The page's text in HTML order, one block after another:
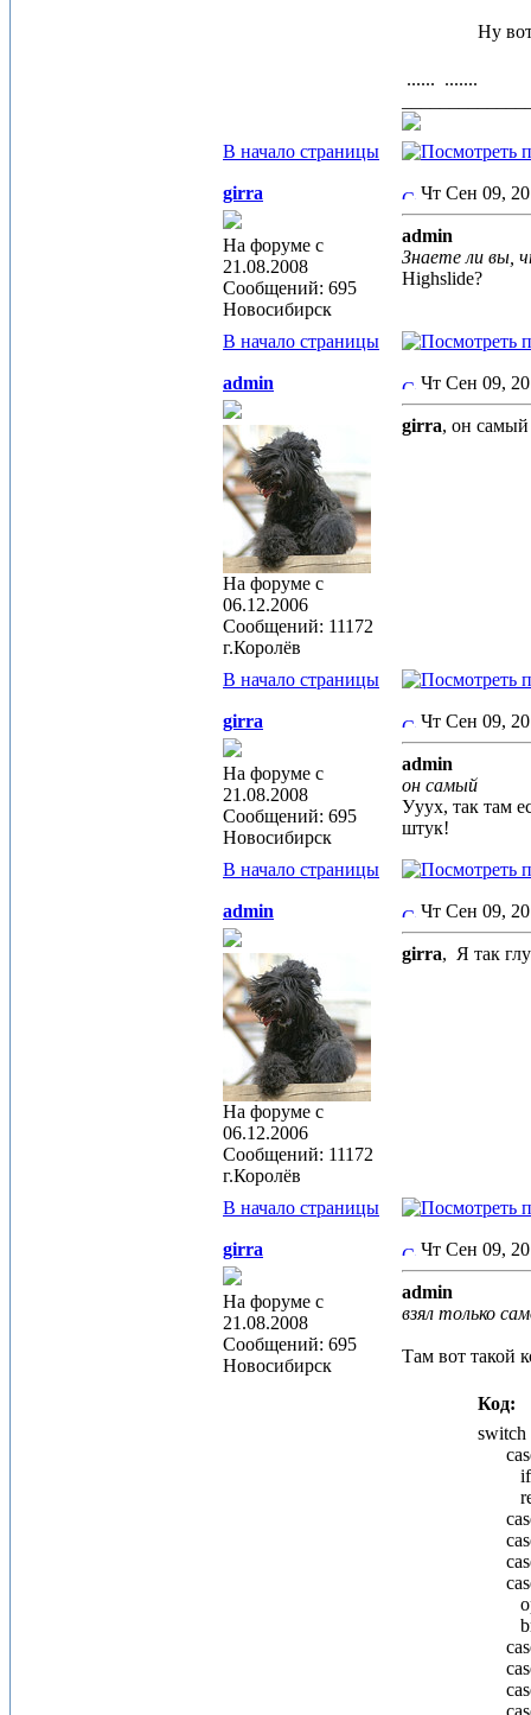
Ну
...... .......
В начало страницы
girra
На форуме с
21.08.2008
Сообщений: 695
Новосибирск
Чт Сен 09,
admin
Знаете ли вы,
Highslide?
В начало страницы
admin
На форуме с
06.12.2006
Сообщений: 11172
г.Королёв
Чт Сен 09,
girra, он
В начало страницы
girra
На форуме с
21.08.2008
Сообщений: 695
Новосибирск
Чт Сен 09,
admin
он самый
Ууух, так там
штук!
В начало страницы
admin
На форуме с
06.12.2006
Сообщений: 11172
г.Королёв
Чт Сен 09,
girra, Я так
В начало страницы
girra
На форуме с
21.08.2008
Сообщений: 695
Новосибирск
Чт Сен 09,
admin
взял только
Там вот такой
Код:
switch
if
case
case
op
case
case